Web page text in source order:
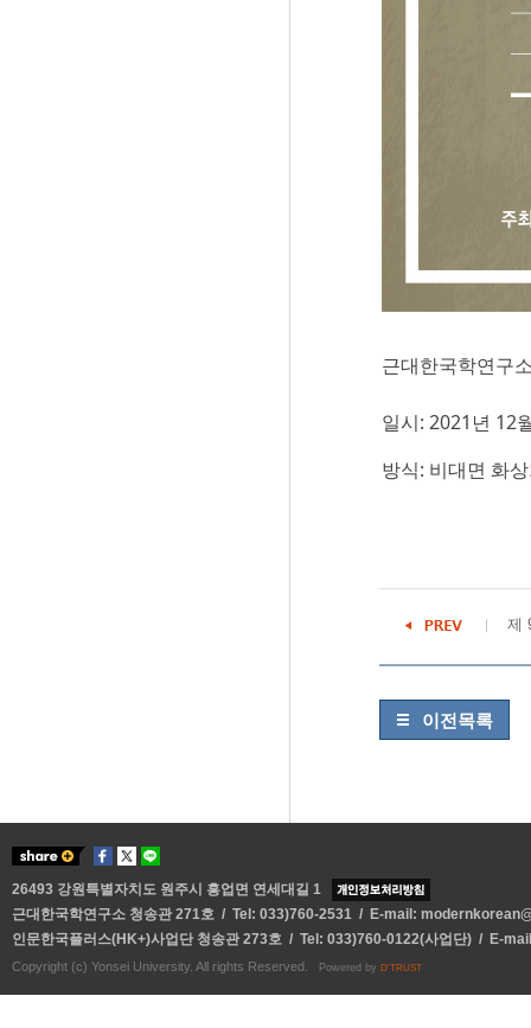
근대한국학연구
일시: 2021년 12
방식: 비대면 화
제
이전목록
26493 강원특별자치도 원주시 흥업면 연세대길 1
근대한국학연구소 청송관 271호 / Tel: 033)760-2531 / E-mail:
인문한국플러스(HK+)사업단 청송관 273호 / Tel: 033)760-0122(사업단) / E-
Copyright (c) Yonsei University. All rights Reserved. Powered by D'TRUST